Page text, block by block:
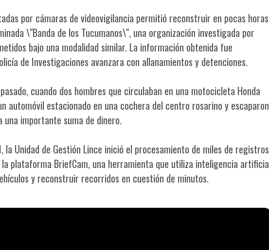
por cámaras de videovigilancia permitió reconstruir en pocas horas
\"Banda de los Tucumanos\", una organización investigada por
bajo una modalidad similar. La información obtenida fue
de Investigaciones avanzara con allanamientos y detenciones.
cuando dos hombres que circulaban en una motocicleta Honda
automóvil estacionado en una cochera del centro rosarino y escaparon
importante suma de dinero.
la Unidad de Gestión Lince inició el procesamiento de miles de registros
plataforma BriefCam, una herramienta que utiliza inteligencia
y reconstruir recorridos en cuestión de minutos.